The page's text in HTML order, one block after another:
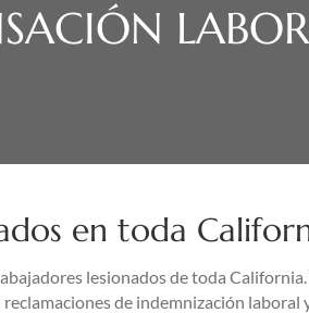
en toda
lesionados de toda
de indemnización laboral